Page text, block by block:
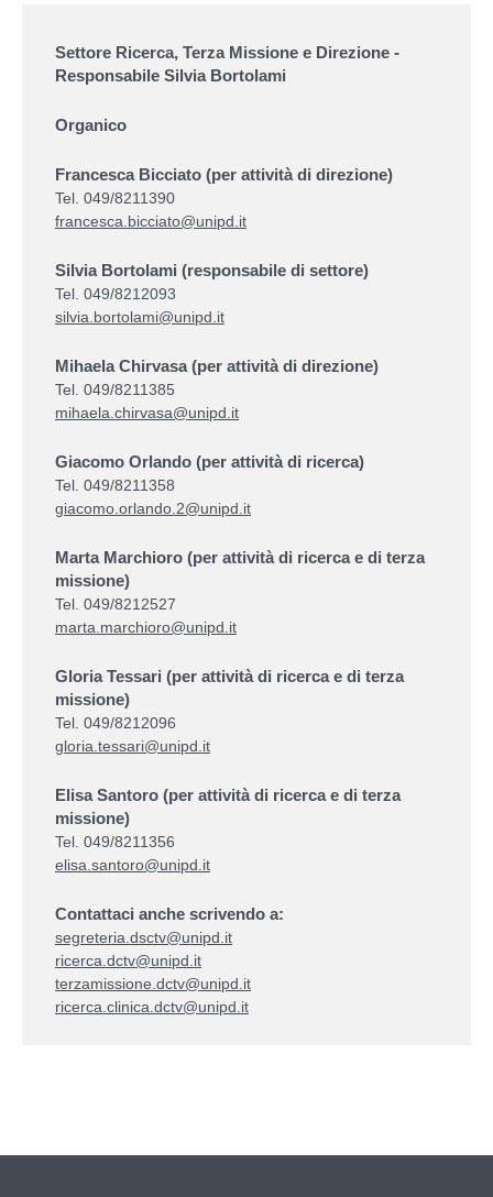
Settore Ricerca, Terza Missione e Direzione -
Responsabile Silvia Bortolami
Organico
Francesca Bicciato (per attività di direzione)
Tel. 049/8211390
francesca.bicciato@unipd.it
Silvia Bortolami (responsabile di settore)
Tel. 049/8212093
silvia.bortolami@unipd.it
Mihaela Chirvasa (per attività di direzione)
Tel. 049/8211385
mihaela.chirvasa@unipd.it
Giacomo Orlando (per attività di ricerca)
Tel. 049/8211358
giacomo.orlando.2@unipd.it
Marta Marchioro (per attività di ricerca e di terza
missione)
Tel. 049/8212527
marta.marchioro@unipd.it
Gloria Tessari (per attività di ricerca e di terza
missione)
Tel. 049/8212096
gloria.tessari@unipd.it
Elisa Santoro (per attività di ricerca e di terza
missione)
Tel. 049/8211356
elisa.santoro@unipd.it
Contattaci anche scrivendo a:
segreteria.dsctv@unipd.it
ricerca.dctv@unipd.it
terzamissione.dctv@unipd.it
ricerca.clinica.dctv@unipd.it